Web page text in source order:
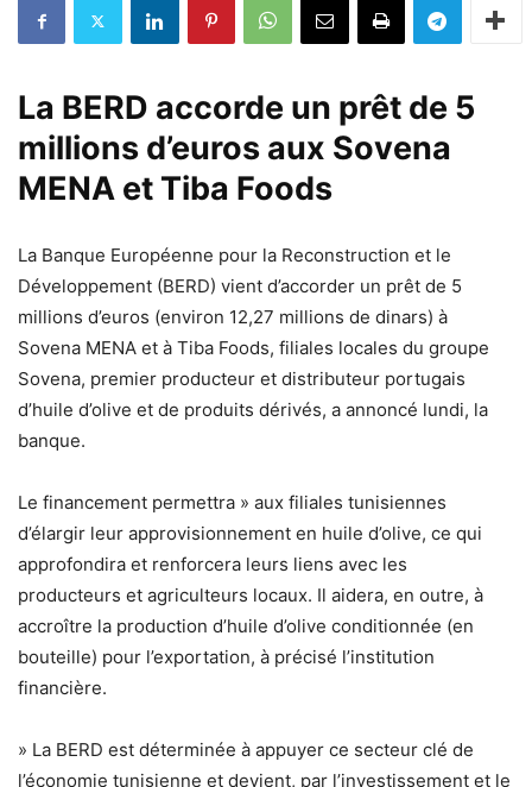
La BERD accorde un prêt de 5
millions d’euros aux Sovena
MENA et Tiba Foods
La Banque Européenne pour la Reconstruction et le
Développement (BERD) vient d’accorder un prêt de 5
millions d’euros (environ 12,27 millions de dinars) à
Sovena MENA et à Tiba Foods, filiales locales du groupe
Sovena, premier producteur et distributeur portugais
d’huile d’olive et de produits dérivés, a annoncé lundi, la
banque.
Le financement permettra » aux filiales tunisiennes
d’élargir leur approvisionnement en huile d’olive, ce qui
approfondira et renforcera leurs liens avec les
producteurs et agriculteurs locaux. Il aidera, en outre, à
accroître la production d’huile d’olive conditionnée (en
bouteille) pour l’exportation, à précisé l’institution
financière.
» La BERD est déterminée à appuyer ce secteur clé de
l’économie tunisienne et devient, par l’investissement et le